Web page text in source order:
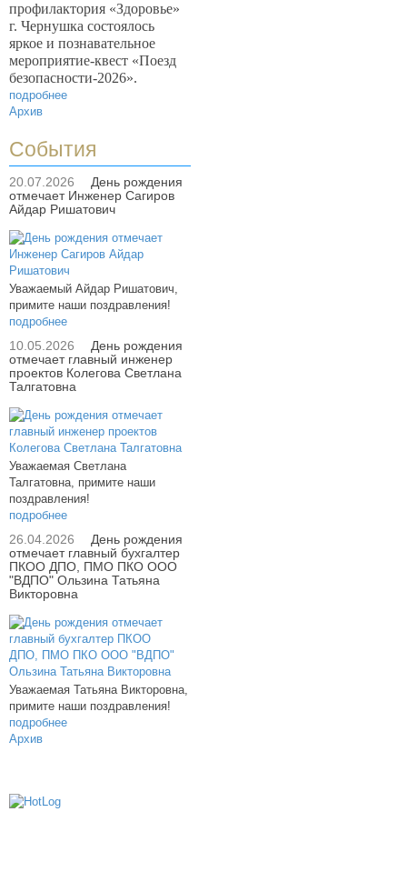
профилактория «Здоровье»
г. Чернушка состоялось
яркое и познавательное
мероприятие-квест «Поезд
безопасности-2026».
подробнее
Архив
События
20.07.2026
День рождения
отмечает Инженер Сагиров
Айдар Ришатович
Уважаемый Айдар Ришатович,
примите наши поздравления!
подробнее
10.05.2026
День рождения
отмечает главный инженер
проектов Колегова Светлана
Талгатовна
Уважаемая Светлана
Талгатовна, примите наши
поздравления!
подробнее
26.04.2026
День рождения
отмечает главный бухгалтер
ПКОО ДПО, ПМО ПКО ООО
"ВДПО" Ользина Татьяна
Викторовна
Уважаемая Татьяна Викторовна,
примите наши поздравления!
подробнее
Архив